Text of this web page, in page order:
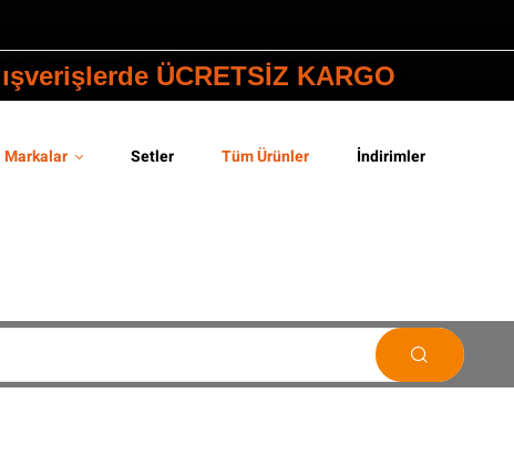
ÜCRETSİZ KARGO
Markalar Setler Tüm Ürünler İndirimler